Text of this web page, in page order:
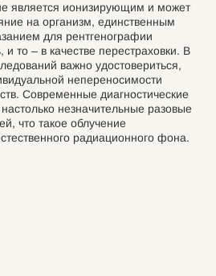
является ионизирующим и может
на организм, единственным
для рентгенографии
то – в качестве перестраховки. В
важно удостовериться,
непереносимости
Современные диагностические
незначительные разовые
что такое облучение
радиационного фона.